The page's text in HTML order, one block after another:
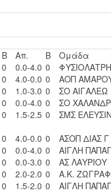
Β Απ. Β
Ομάδα
0 0.0-4.0 0
0 4.0-0.0 0
ΑΟΠ
0 1.0-3.0 0
ΣΟ ΑΙΓΑΛΕΩ
0 0.0-4.0 0
ΣΟ
0 1.5-2.5 0
ΣΜΣ
0 4.0-0.0 0
ΑΣΟΠ ΔΙΑΣ Γ
0 0.0-4.0 0
ΑΙΓΛΗ
0 0.0-3.0 0
ΑΣ ΛΑΥΡΙΟΥ
0 2.0-2.0 0
A.K.
0 1.5-2.0 0 ΑΙΓΛΗ